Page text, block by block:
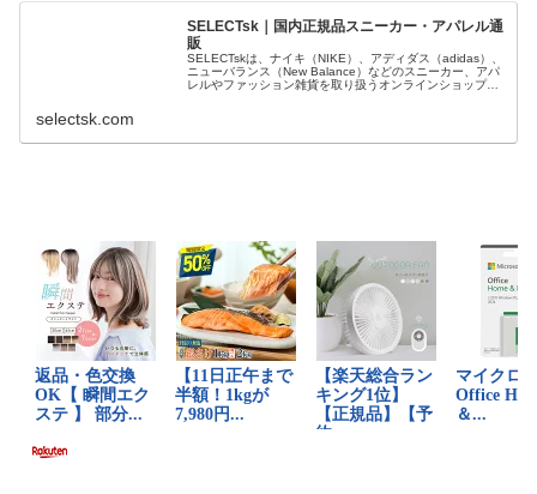
SELECTsk｜国内正規品スニーカー・アパレル通
販
SELECTskは、ナイキ（NIKE）、アディダス（adidas）、
ニューバランス（New Balance）などのスニーカー、アパ
レルやファッション雑貨を取り扱うオンラインショップで
selectsk.com